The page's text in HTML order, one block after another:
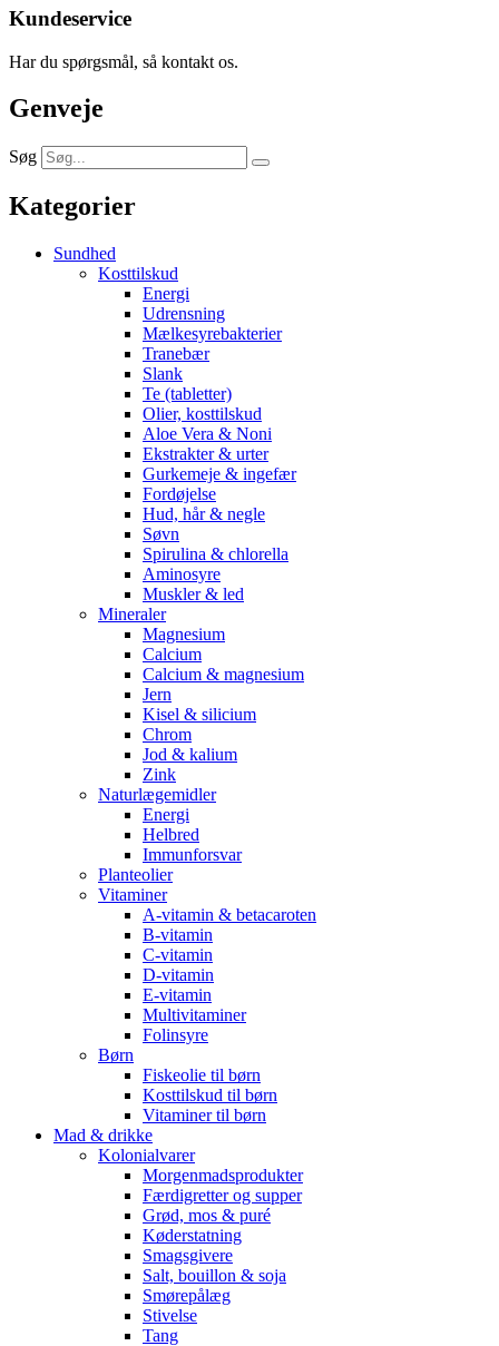
Kundeservice
Har du spørgsmål, så kontakt os.
Genveje
Søg
Kategorier
Sundhed
Kosttilskud
Energi
Udrensning
Mælkesyrebakterier
Tranebær
Slank
Te (tabletter)
Olier, kosttilskud
Aloe Vera & Noni
Ekstrakter & urter
Gurkemeje & ingefær
Fordøjelse
Hud, hår & negle
Søvn
Spirulina & chlorella
Aminosyre
Muskler & led
Mineraler
Magnesium
Calcium
Calcium & magnesium
Jern
Kisel & silicium
Chrom
Jod & kalium
Zink
Naturlægemidler
Energi
Helbred
Immunforsvar
Planteolier
Vitaminer
A-vitamin & betacaroten
B-vitamin
C-vitamin
D-vitamin
E-vitamin
Multivitaminer
Folinsyre
Børn
Fiskeolie til børn
Kosttilskud til børn
Vitaminer til børn
Mad & drikke
Kolonialvarer
Morgenmadsprodukter
Færdigretter og supper
Grød, mos & puré
Køderstatning
Smagsgivere
Salt, bouillon & soja
Smørepålæg
Stivelse
Tang